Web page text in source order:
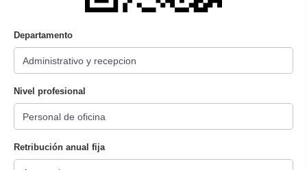
Departamento
Nivel profesional
Retribución anual fija